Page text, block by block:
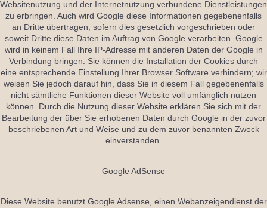
Websitenutzung und der Internetnutzung verbundene Dienstleistungen
zu erbringen. Auch wird Google diese Informationen gegebenenfalls
an Dritte übertragen, sofern dies gesetzlich vorgeschrieben oder
soweit Dritte diese Daten im Auftrag von Google verarbeiten. Google
wird in keinem Fall Ihre IP-Adresse mit anderen Daten der Google in
Verbindung bringen. Sie können die Installation der Cookies durch
eine entsprechende Einstellung Ihrer Browser Software verhindern; wir
weisen Sie jedoch darauf hin, dass Sie in diesem Fall gegebenenfalls
nicht sämtliche Funktionen dieser Website voll umfänglich nutzen
können. Durch die Nutzung dieser Website erklären Sie sich mit der
Bearbeitung der über Sie erhobenen Daten durch Google in der zuvor
beschriebenen Art und Weise und zu dem zuvor benannten Zweck
einverstanden.
Google AdSense
Diese Website benutzt Google Adsense, einen Webanzeigendienst der